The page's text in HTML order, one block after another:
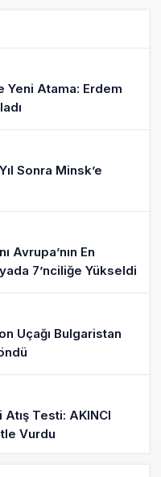
Yeni Atama: Erdem
Sonra Minsk’e
Avrupa’nın En
7’nciliğe Yükseldi
Uçağı Bulgaristan
Atış Testi: AKINCI
Vurdu